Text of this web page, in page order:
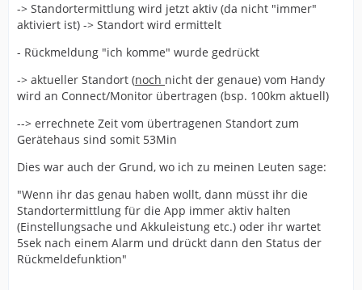
-> Standortermittlung wird jetzt aktiv (da nicht "immer"
aktiviert ist) -> Standort wird ermittelt
- Rückmeldung "ich komme" wurde gedrückt
-> aktueller Standort (noch nicht der genaue) vom Handy
wird an Connect/Monitor übertragen (bsp. 100km aktuell)
--> errechnete Zeit vom übertragenen Standort zum
Gerätehaus sind somit 53Min
Dies war auch der Grund, wo ich zu meinen Leuten sage:
"Wenn ihr das genau haben wollt, dann müsst ihr die
Standortermittlung für die App immer aktiv halten
(Einstellungsache und Akkuleistung etc.) oder ihr wartet
5sek nach einem Alarm und drückt dann den Status der
Rückmeldefunktion"